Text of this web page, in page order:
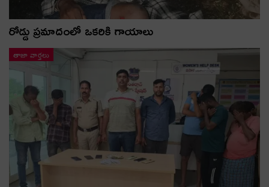
రోడ్డు ప్రమాదంలో ఒకరికి గాయాలు
తాజా వార్తలు